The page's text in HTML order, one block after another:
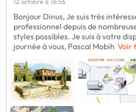
Bonjour Dinus, Je suis très
professionnel depuis de
styles possibles. Je suis à votre
journée à vous, Pascal Mobih Voir